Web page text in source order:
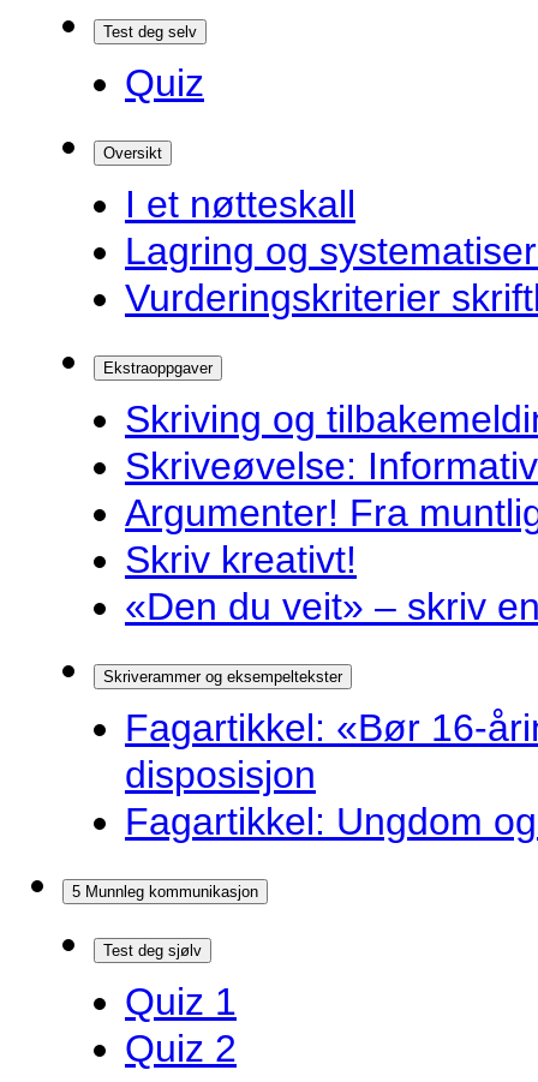
Test deg selv
Quiz
Oversikt
I et nøtteskall
Lagring og
Vurderingskriterier
Ekstraoppgaver
Skriving og
Skriveøvelse:
Argumenter! Fra
Skriv kreativt!
«Den du veit» – skriv
Skriverammer og eksempeltekster
Fagartikkel: «Bør 16-
disposisjon
Fagartikkel: Ungdom
5 Munnleg kommunikasjon
Test deg sjølv
Quiz 1
Quiz 2